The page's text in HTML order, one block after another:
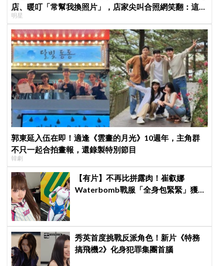
店、暖叮「常幫我換照片」，店家尖叫合照網笑翻：這輩
子不能脫粉了
明星
郭東延入伍在即！適逢《雲畫的月光》10週年，主角群
不只一起合拍畫報，還錄製特別節目
韓劇
【有片】不再比拼露肉！崔叡娜
Waterbomb戰服「全身包緊緊」獲好
秀英首度挑戰反派角色！新片《特務
搞飛機2》化身犯罪集團首腦